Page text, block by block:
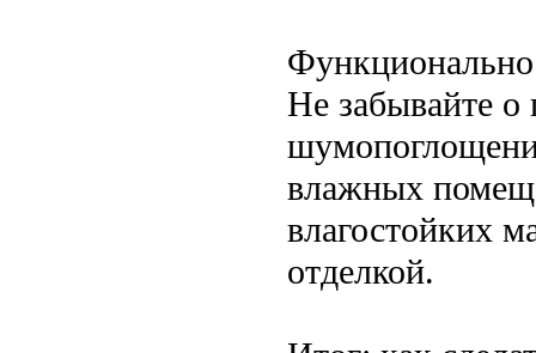
Не забывайте о
влажных
влагостойких
отделкой.